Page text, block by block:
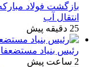
بازگشت فولاد
انتقال آب
25 دقیقه پیش
رئیس بنیاد
2 ساعت پیش